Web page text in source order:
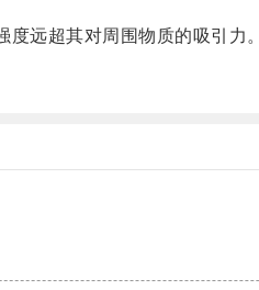
远超其对周围物质的吸引力。